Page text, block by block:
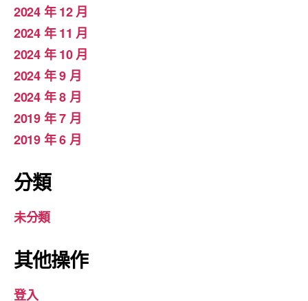
2024 年 12 月
2024 年 11 月
2024 年 10 月
2024 年 9 月
2024 年 8 月
2019 年 7 月
2019 年 6 月
分類
未分類
其他操作
登入